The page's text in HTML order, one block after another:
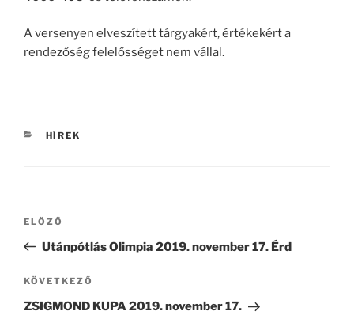
A versenyen elveszített tárgyakért, értékekért a
rendezőség felelősséget nem vállal.
KATEGÓRIÁK
HÍREK
Bejegyzés
Korábbi
bejegyzés
ELŐZŐ
Utánpótlás Olimpia 2019. november 17. Érd
Következő
bejegyzés
KÖVETKEZŐ
ZSIGMOND KUPA 2019. november 17.